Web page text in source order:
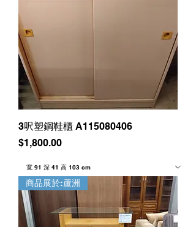
3呎塑鋼鞋櫃 A115080406
價格
$1,800.00
商品展於:蘆洲